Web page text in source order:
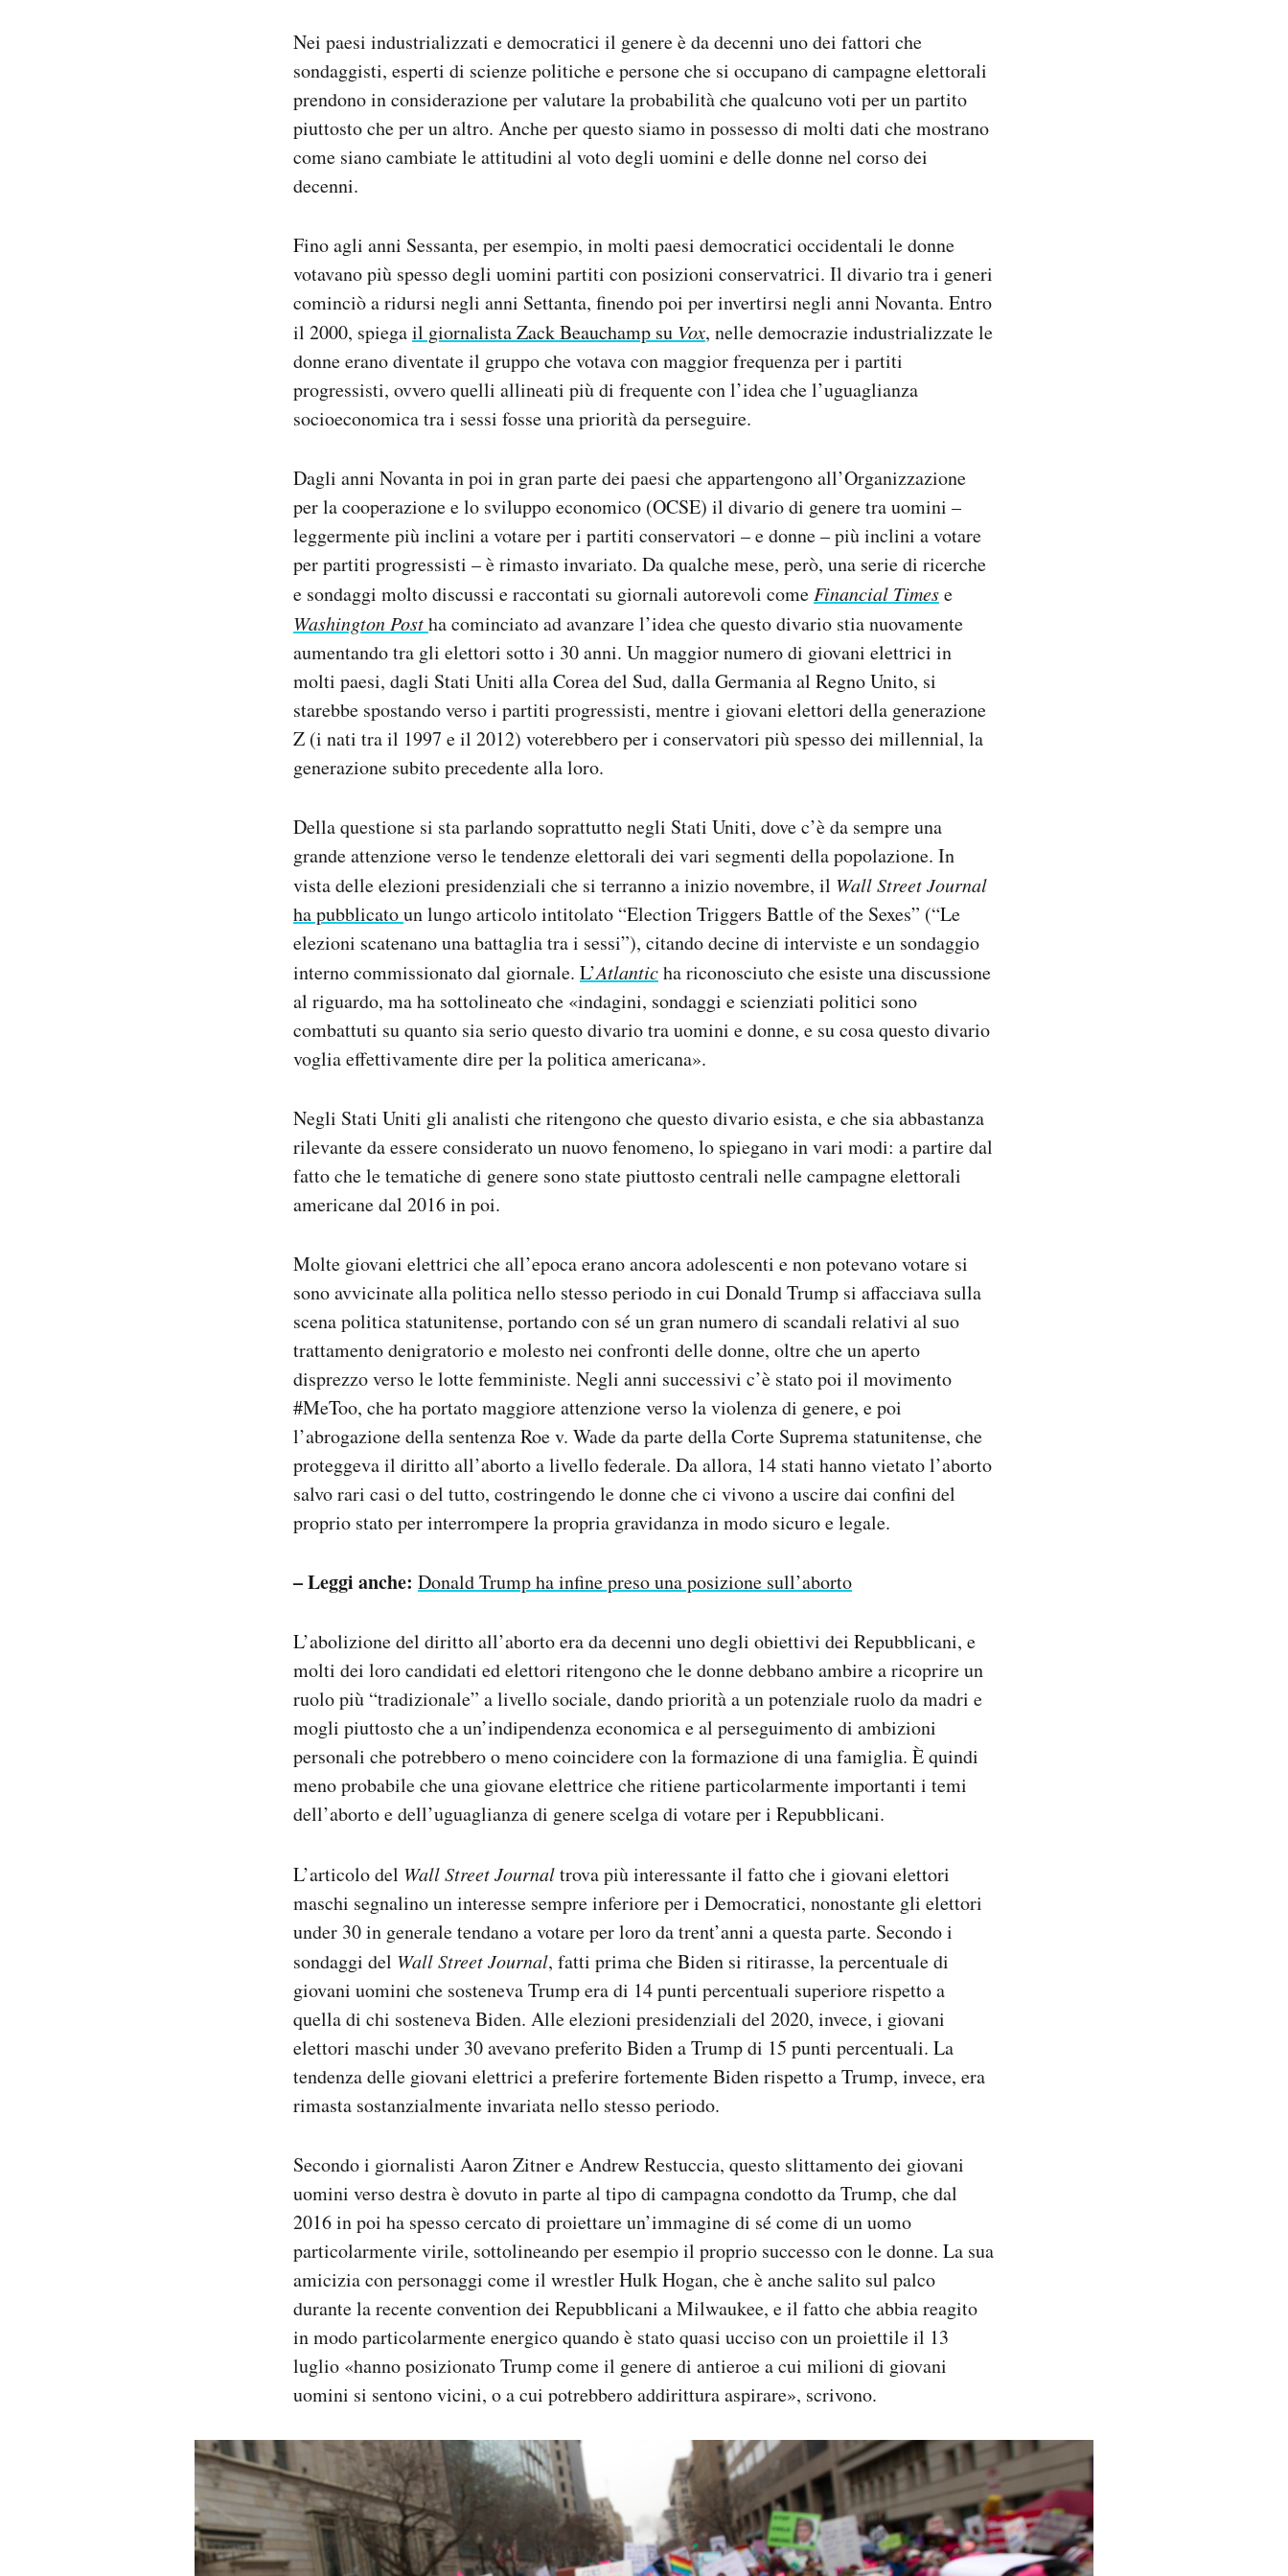
Nei paesi industrializzati e democratici il genere è da decenni uno dei fattori che
sondaggisti, esperti di scienze politiche e persone che si occupano di campagne elettorali
prendono in considerazione per valutare la probabilità che qualcuno voti per un partito
piuttosto che per un altro. Anche per questo siamo in possesso di molti dati che mostrano
come siano cambiate le attitudini al voto degli uomini e delle donne nel corso dei
decenni.
Fino agli anni Sessanta, per esempio, in molti paesi democratici occidentali le donne
votavano più spesso degli uomini partiti con posizioni conservatrici. Il divario tra i generi
cominciò a ridursi negli anni Settanta, finendo poi per invertirsi negli anni Novanta. Entro
il 2000, spiegail giornalista Zack Beauchamp su Vox, nelle democrazie industrializzate le
donne erano diventate il gruppo che votava con maggior frequenza per i partiti
progressisti, ovvero quelli allineati più di frequente con l’idea che l’uguaglianza
socioeconomica tra i sessi fosse una priorità da perseguire.
Dagli anni Novanta in poi in gran parte dei paesi che appartengono all’Organizzazione
per la cooperazione e lo sviluppo economico (OCSE) il divario di genere tra uomini –
leggermente più inclini a votare per i partiti conservatori – e donne – più inclini a votare
per partiti progressisti – è rimasto invariato. Da qualche mese, però, una serie di ricerche
e sondaggi molto discussi e raccontati su giornali autorevoli comeFinancial Timese
Washington Postha cominciato ad avanzare l’idea che questo divario stia nuovamente
aumentando tra gli elettori sotto i 30 anni. Un maggior numero di giovani elettrici in
molti paesi, dagli Stati Uniti alla Corea del Sud, dalla Germania al Regno Unito, si
starebbe spostando verso i partiti progressisti, mentre i giovani elettori della generazione
Z (i nati tra il 1997 e il 2012) voterebbero per i conservatori più spesso dei millennial, la
generazione subito precedente alla loro.
Della questione si sta parlando soprattutto negli Stati Uniti, dove c’è da sempre una
grande attenzione verso le tendenze elettorali dei vari segmenti della popolazione. In
vista delle elezioni presidenziali che si terranno a inizio novembre, il Wall Street Journal
ha pubblicatoun lungo articolo intitolato “Election Triggers Battle of the Sexes” (“Le
elezioni scatenano una battaglia tra i sessi”), citando decine di interviste e un sondaggio
interno commissionato dal giornale. L’Atlanticha riconosciuto che esiste una discussione
al riguardo, ma ha sottolineato che «indagini, sondaggi e scienziati politici sono
combattuti su quanto sia serio questo divario tra uomini e donne, e su cosa questo divario
voglia effettivamente dire per la politica americana».
Negli Stati Uniti gli analisti che ritengono che questo divario esista, e che sia abbastanza
rilevante da essere considerato un nuovo fenomeno, lo spiegano in vari modi: a partire dal
fatto che le tematiche di genere sono state piuttosto centrali nelle campagne elettorali
americane dal 2016 in poi.
Molte giovani elettrici che all’epoca erano ancora adolescenti e non potevano votare si
sono avvicinate alla politica nello stesso periodo in cui Donald Trump si affacciava sulla
scena politica statunitense, portando con sé un gran numero di scandali relativi al suo
trattamento denigratorio e molesto nei confronti delle donne, oltre che un aperto
disprezzo verso le lotte femministe. Negli anni successivi c’è stato poi il movimento
#MeToo, che ha portato maggiore attenzione verso la violenza di genere, e poi
l’abrogazione della sentenza Roe v. Wade da parte della Corte Suprema statunitense, che
proteggeva il diritto all’aborto a livello federale. Da allora, 14 stati hanno vietato l’aborto
salvo rari casi o del tutto, costringendo le donne che ci vivono a uscire dai confini del
proprio stato per interrompere la propria gravidanza in modo sicuro e legale.
– Leggi anche: Donald Trump ha infine preso una posizione sull’aborto
L’abolizione del diritto all’aborto era da decenni uno degli obiettivi dei Repubblicani, e
molti dei loro candidati ed elettori ritengono che le donne debbano ambire a ricoprire un
ruolo più “tradizionale” a livello sociale, dando priorità a un potenziale ruolo da madri e
mogli piuttosto che a un’indipendenza economica e al perseguimento di ambizioni
personali che potrebbero o meno coincidere con la formazione di una famiglia. È quindi
meno probabile che una giovane elettrice che ritiene particolarmente importanti i temi
dell’aborto e dell’uguaglianza di genere scelga di votare per i Repubblicani.
L’articolo del Wall Street Journaltrova più interessante il fatto che i giovani elettori
maschi segnalino un interesse sempre inferiore per i Democratici, nonostante gli elettori
under 30 in generale tendano a votare per loro da trent’anni a questa parte. Secondo i
sondaggi del Wall Street Journal, fatti prima che Biden si ritirasse, la percentuale di
giovani uomini che sosteneva Trump era di 14 punti percentuali superiore rispetto a
quella di chi sosteneva Biden. Alle elezioni presidenziali del 2020, invece, i giovani
elettori maschi under 30 avevano preferito Biden a Trump di 15 punti percentuali. La
tendenza delle giovani elettrici a preferire fortemente Biden rispetto a Trump, invece, era
rimasta sostanzialmente invariata nello stesso periodo.
Secondo i giornalisti Aaron Zitner e Andrew Restuccia, questo slittamento dei giovani
uomini verso destra è dovuto in parte al tipo di campagna condotto da Trump, che dal
2016 in poi ha spesso cercato di proiettare un’immagine di sé come di un uomo
particolarmente virile, sottolineando per esempio il proprio successo con le donne. La sua
amicizia con personaggi come il wrestler Hulk Hogan, che è anche salito sul palco
durante la recente convention dei Repubblicani a Milwaukee, e il fatto che abbia reagito
in modo particolarmente energico quando è stato quasi ucciso con un proiettile il 13
luglio «hanno posizionato Trump come il genere di antieroe a cui milioni di giovani
uomini si sentono vicini, o a cui potrebbero addirittura aspirare», scrivono.